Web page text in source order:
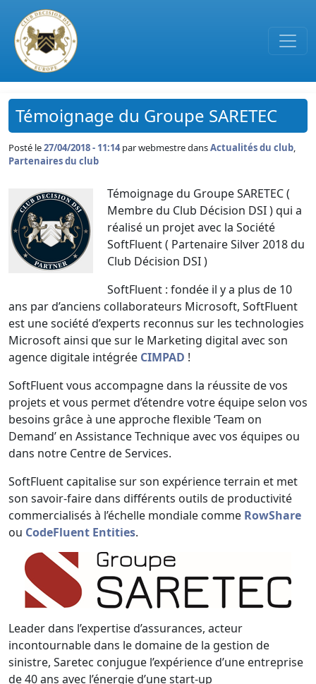
Passer au contenu principal
Témoignage du Groupe SARETEC
Posté le27/04/2018 - 11:14 parwebmestre dansActualités du club,
Partenaires du club
Témoignage du Groupe SARETEC (
Membre du Club Décision DSI ) qui a
réalisé un projet avec la Société
SoftFluent ( Partenaire Silver 2018 du
Club Décision DSI )
SoftFluent : fondée il y a plus de 10
ans par d’anciens collaborateurs Microsoft, SoftFluent
est une société d’experts reconnus sur les technologies
Microsoft ainsi que sur le Marketing digital avec son
agence digitale intégrée CIMPAD !
SoftFluent vous accompagne dans la réussite de vos
projets et vous permet d’étendre votre équipe selon vos
besoins grâce à une approche flexible ‘Team on
Demand’ en Assistance Technique avec vos équipes ou
dans notre Centre de Services.
SoftFluent capitalise sur son expérience terrain et met
son savoir-faire dans différents outils de productivité
commercialisés à l’échelle mondiale comme RowShare
ou CodeFluent Entities.
Leader dans l’expertise d’assurances, acteur
incontournable dans le domaine de la gestion de
sinistre, Saretec conjugue l’expérience d’une entreprise
de 40 ans avec l’énergie d’une start-up